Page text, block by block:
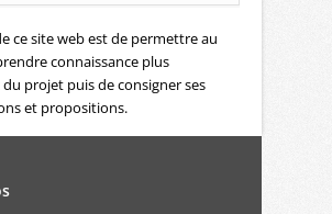
ce site web est de permettre au
connaissance plus
projet puis de consigner ses
et propositions.